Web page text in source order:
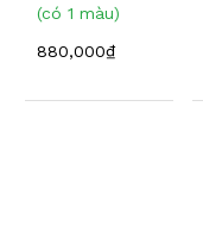
(có 1 màu)
880,000₫